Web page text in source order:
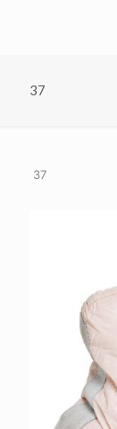
37
37